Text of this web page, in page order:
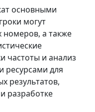
основными
могут
номеров, а также
частоты и анализ
ресурсами для
результатов,
разработке